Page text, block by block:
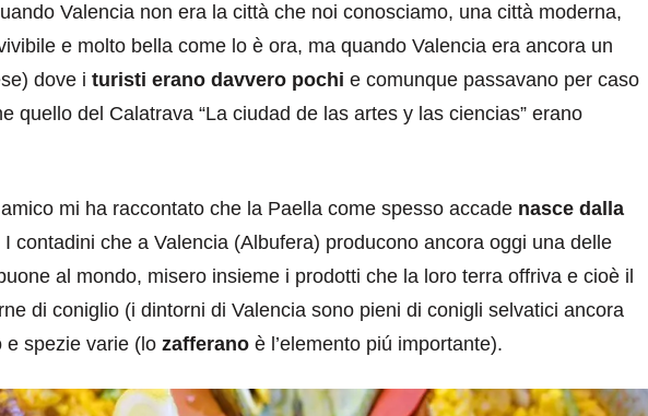
Valencia non era la città che noi conosciamo, una città moderna,
e molto bella come lo è ora, ma quando Valencia era ancora un
dove i turisti erano davvero pochi e comunque passavano per caso
quello del Calatrava “La ciudad de las artes y las ciencias” erano
mi ha raccontato che la Paella come spesso accade nasce dalla
I contadini che a Valencia (Albufera) producono ancora oggi una delle
al mondo, misero insieme i prodotti che la loro terra offriva e cioè il
di coniglio (i dintorni di Valencia sono pieni di conigli selvatici ancora
e spezie varie (lo zafferano è l’elemento piú importante).